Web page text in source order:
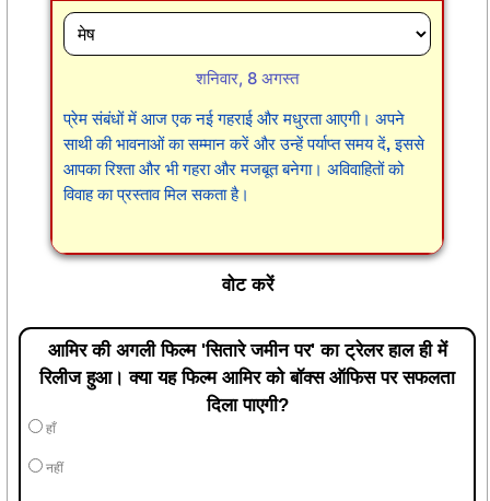
शनिवार, 8 अगस्त
प्रेम संबंधों में आज एक नई गहराई और मधुरता आएगी। अपने
साथी की भावनाओं का सम्मान करें और उन्हें पर्याप्त समय दें, इससे
आपका रिश्ता और भी गहरा और मजबूत बनेगा। अविवाहितों को
विवाह का प्रस्ताव मिल सकता है।
वोट करें
आमिर की अगली फिल्म 'सितारे जमीन पर' का ट्रेलर हाल ही में
रिलीज हुआ। क्या यह फिल्म आमिर को बॉक्स ऑफिस पर सफलता
दिला पाएगी?
हाँ
नहीं